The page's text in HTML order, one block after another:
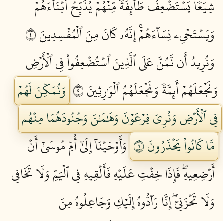
شِيَعٗا يَسۡتَضۡعِفُ طَآئِفَةٗ مِّنۡهُمۡ يُذَبِّحُ أَبۡنَآءَهُمۡ
وَيَسۡتَحۡيِۦ نِسَآءَهُمۡۚ إِنَّهُۥ كَانَ مِنَ ٱلۡمُفۡسِدِينَ ٤
وَنُرِيدُ أَن نَّمُنَّ عَلَى ٱلَّذِينَ ٱسۡتُضۡعِفُواْ فِي ٱلۡأَرۡضِ
وَنَجۡعَلَهُمۡ أَئِمَّةٗ وَنَجۡعَلَهُمُ ٱلۡوَٰرِثِينَ ٥
وَنُمَكِّنَ لَهُمۡ
فِي ٱلۡأَرۡضِ وَنُرِيَ فِرۡعَوۡنَ وَهَٰمَٰنَ وَجُنُودَهُمَا مِنۡهُم
مَّا كَانُواْ يَحۡذَرُونَ ٦
وَأَوۡحَيۡنَآ إِلَىٰٓ أُمِّ مُوسَىٰٓ أَنۡ
أَرۡضِعِيهِۖ فَإِذَا خِفۡتِ عَلَيۡهِ فَأَلۡقِيهِ فِي ٱلۡيَمِّ وَلَا تَخَافِي
وَلَا تَحۡزَنِيٓۖ إِنَّا رَآدُّوهُ إِلَيۡكِ وَجَاعِلُوهُ مِنَ